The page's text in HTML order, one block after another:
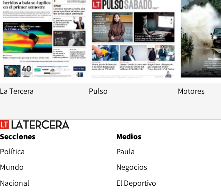
La Tercera Pulso Motores
Secciones
Política
Mundo
Nacional
Medios
Paula
Negocios
El Deportivo